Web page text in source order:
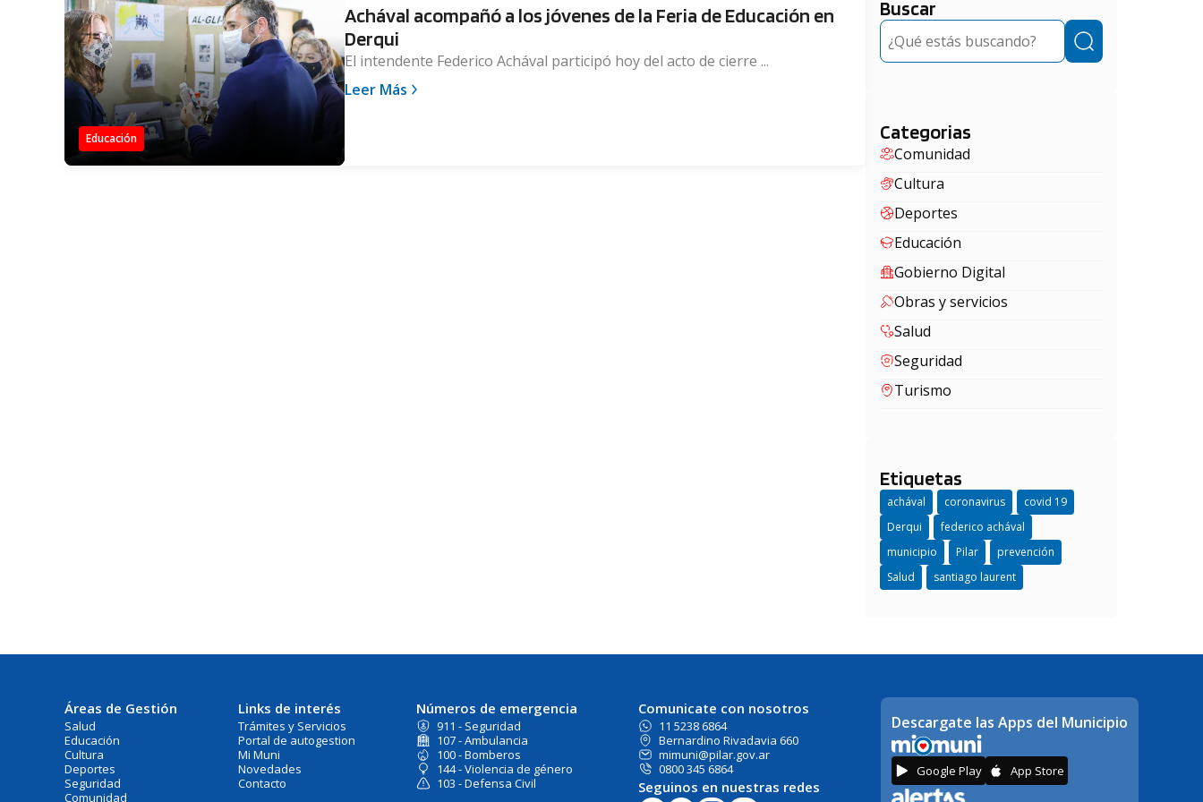
Educación
Achával acompañó a los jóvenes de la Feria de Educación en
Derqui
El intendente Federico Achával participó hoy del acto de cierre ...
Leer Más
Buscar
Buscar
Categorias
Comunidad
Cultura
Deportes
Educación
Gobierno Digital
Obras y servicios
Salud
Seguridad
Turismo
Etiquetas
achával coronavirus
covid 19
Derqui
federico achával
municipio
Pilar
prevención
Salud
santiago laurent
Áreas de Gestión
Salud
Educación
Cultura
Deportes
Seguridad
Comunidad
Links de interés
Trámites y Servicios
Portal de autogestion
Mi Muni
Novedades
Contacto
Números de emergencia
911 - Seguridad
107 - Ambulancia
100 - Bomberos
144 - Violencia de género
103 - Defensa Civil
Comunicate con nosotros
11 5238 6864
Bernardino Rivadavia 660
mimuni@pilar.gov.ar
0800 345 6864
Seguinos en nuestras redes
Descargate las Apps del Municipio
Google Play App Store